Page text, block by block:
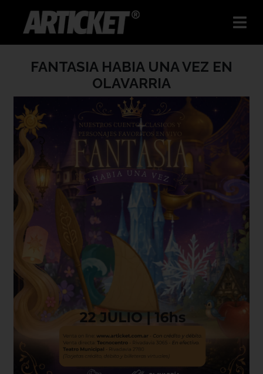
FANTASIA HABIA UNA VEZ EN
OLAVARRIA